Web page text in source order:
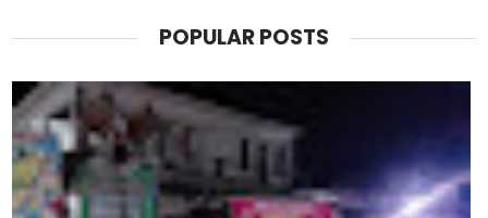
POPULAR POSTS